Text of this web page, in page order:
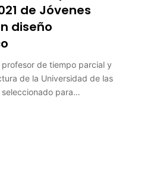
de Jóvenes
diseño
de tiempo parcial y
de la Universidad de las
seleccionado para…